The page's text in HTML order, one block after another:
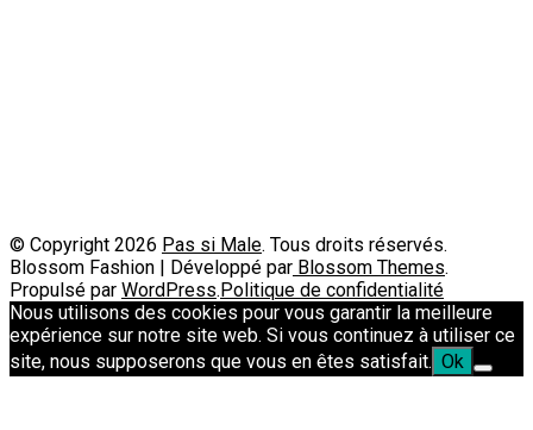
© Copyright 2026 Pas si Male. Tous droits réservés.
Blossom Fashion | Développé par Blossom Themes.
Propulsé par WordPress.Politique de confidentialité
Nous utilisons des cookies pour vous garantir la meilleure
expérience sur notre site web. Si vous continuez à utiliser ce
site, nous supposerons que vous en êtes satisfait. Ok